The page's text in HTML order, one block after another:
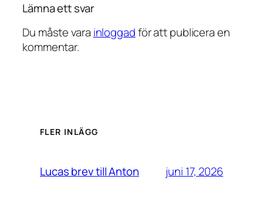
Lämna ett svar
Du måste vara inloggadför att publicera en
kommentar.
FLER INLÄGG
Lucas brev till Anton juni 17, 2026